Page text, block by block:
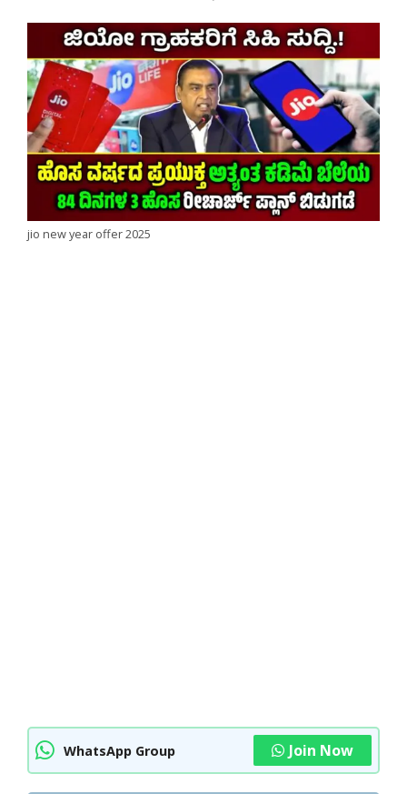
jio new year offer 2025
WhatsApp Group Join Now